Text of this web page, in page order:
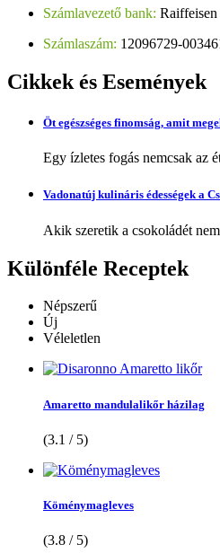
Számlavezető bank:
Számlaszám: 12096729-
Cikkek és Események
Öt egészséges finomság, amit
Egy ízletes fogás nemcsak az
Vadonatúj kulináris édességek a
Akik szeretik a csokoládét
Különféle Receptek
Népszerű
Új
Véleletlen
Amaretto mandulalikőr házilag
(3.1 / 5)
Köménymagleves
(3.8 / 5)